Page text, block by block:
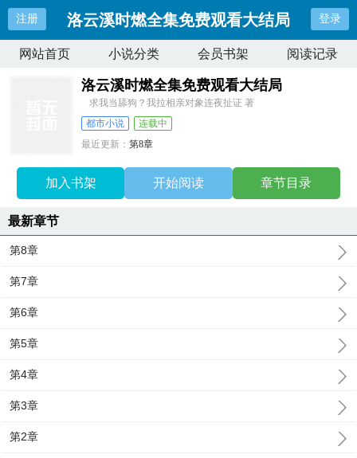
注册 洛云溪时燃全集免费观看大结局 登录
网站首页 小说分类 会员书架 阅读记录
洛云溪时燃全集免费观看大结局
求我当舔狗？我拉相亲对象连夜扯证 著
都市小说
连载中
最近更新：第8章
加入书架 开始阅读 章节目录
最新章节
第8章
第7章
第6章
第5章
第4章
第3章
第2章